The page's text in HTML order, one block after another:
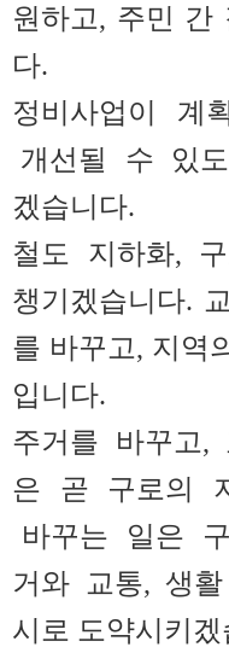
원하고, 주민 간
다.
정비사업이 계
개선될 수 있
겠습니다.
철도 지하화,
챙기겠습니다.
를 바꾸고, 지역
입니다.
주거를 바꾸고,
은 곧 구로의
바꾸는 일은
거와 교통, 생
시로 도약시키겠